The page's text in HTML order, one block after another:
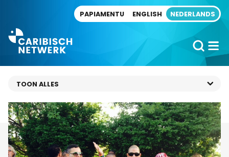
PAPIAMENTU ENGLISH NEDERLANDS